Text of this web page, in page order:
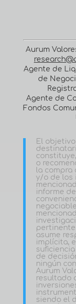
Aurum
Agente de
de
Agente de
Fondos
El
o
la
y/o de los
informe
pertinente
asume
implícita,
de
ningún
Aurum
resultado
siendo el